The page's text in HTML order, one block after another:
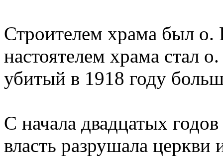
Строителем храма был
настоятелем храма стал
убитый в 1918 году
С начала двадцатых
власть разрушала